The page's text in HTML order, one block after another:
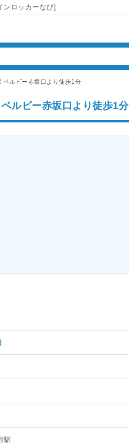
ンロッカーなび]
ベルビー赤坂口より徒歩1分
ルビー赤坂口より徒歩1分
駅